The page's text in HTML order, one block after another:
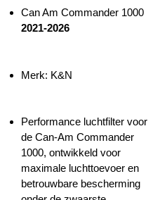
Can Am Commander 1000
2021-2026
Merk: K&N
Performance luchtfilter voor
de Can-Am Commander
1000, ontwikkeld voor
maximale luchttoevoer en
betrouwbare bescherming